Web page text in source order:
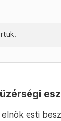
esti